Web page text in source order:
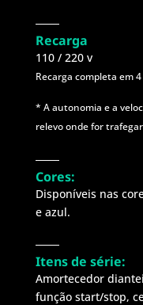
Recarga
110 / 220 v​​​
Recarga completa em
* A autonomia e a
relevo onde for
Cores:
Disponíveis nas
e azul.
Itens de série:
Amortecedor
função start/stop,